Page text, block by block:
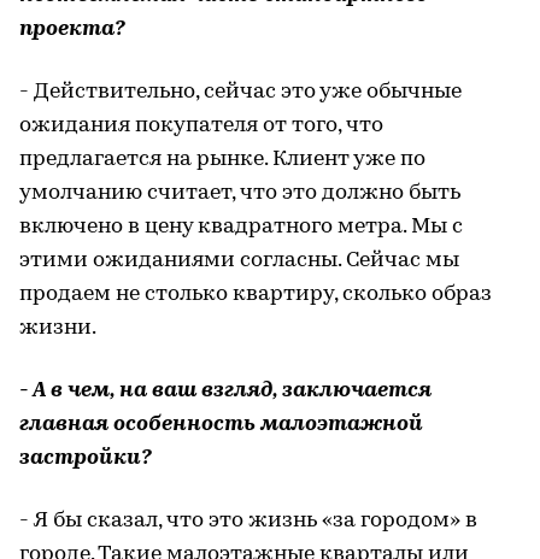
проекта?
- Действительно, сейчас это уже обычные
ожидания покупателя от того, что
предлагается на рынке. Клиент уже по
умолчанию считает, что это должно быть
включено в цену квадратного метра. Мы с
этими ожиданиями согласны. Сейчас мы
продаем не столько квартиру, сколько образ
жизни.
- А в чем, на ваш взгляд, заключается
главная особенность малоэтажной
застройки?
- Я бы сказал, что это жизнь «за городом» в